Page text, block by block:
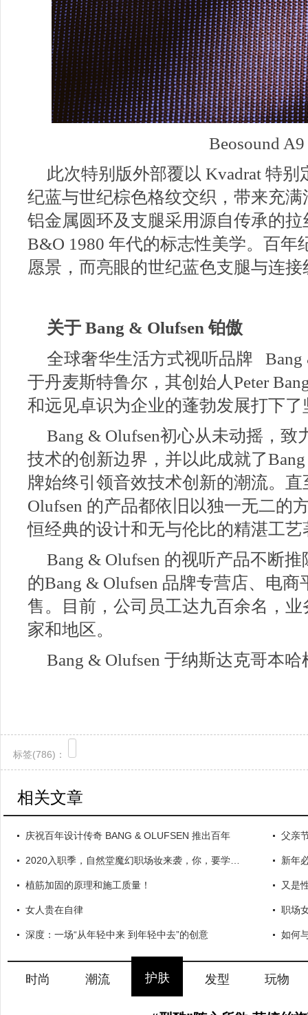
Beosound
此次特别版外部覆以 Kvadrat 特
纪蓝与世纪棕色格纹交织，带来充
铝金属圆环及支腿采用源自传承的
B&O 1980 年代的标志性美学。百年
愿景，而亮眼的世纪蓝色支腿与连
关于 Bang & Olufsen 铂傲
全球奢华生活方式视听品牌 Bang
于丹麦斯特鲁尔，其创始人Peter
和远见卓识为企业的蓬勃发展打下了
Bang & Olufsen初心从未动摇，
技术的创新边界，并以此成就了
牌始终引领音效技术创新的潮流。
Olufsen 的产品都依旧以独一无二的
恒经典的设计和无与伦比的精湛工艺
Bang & Olufsen 的视听产品不断
的Bang & Olufsen 品牌专营店、电
售。目前，公司员工达九百余名，
家和地区。
Bang & Olufsen 于纳斯达克哥本
标签(786)：
相关文章
庆祝百年设计传奇 BANG & OLUFSEN 推出百年 父亲
新年
植筋加固的原理和施工质量！ 又是
女人贵在自律 职场
深度：一场“从年轻中来 到年轻中去”的创意 如何
时尚 潮流 护肤 发型 玩物